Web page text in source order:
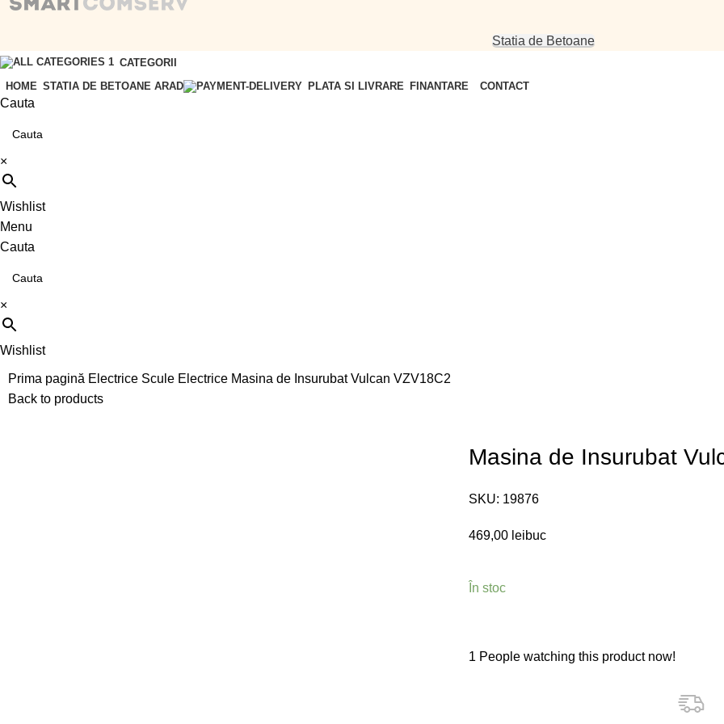
Statia de Betoane
CATEGORII
HOME STATIA DE BETOANE ARAD PLATA SI LIVRARE FINANTARE CONTACT
Cauta
×
Wishlist
Menu
Cauta
×
Wishlist
Prima pagină Electrice Scule Electrice Masina de Insurubat Vulcan VZV18C2
Back to products
Masina de Insurubat
SKU: 19876
469,00 leibuc
În stoc
1 People watching this product now!